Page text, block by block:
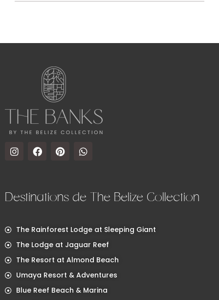
Destinations de The Belize Collection
The Rainforest Lodge at Sleeping Giant
The Lodge at Jaguar Reef
The Resort at Almond Beach
Umaya Resort & Adventures
Blue Reef Beach & Marina